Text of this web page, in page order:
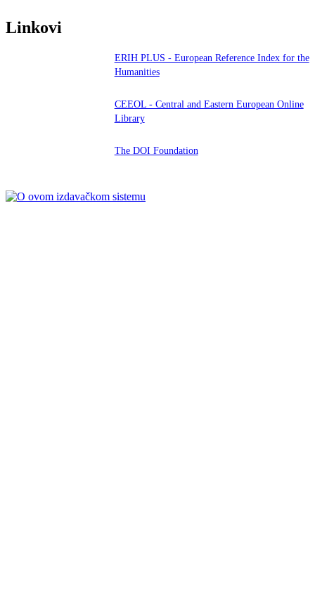
Linkovi
ERIH PLUS - European Reference Index for the
Humanities
CEEOL - Central and Eastern European Online
Library
The DOI Foundation